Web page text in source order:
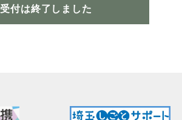
受付は終了しました